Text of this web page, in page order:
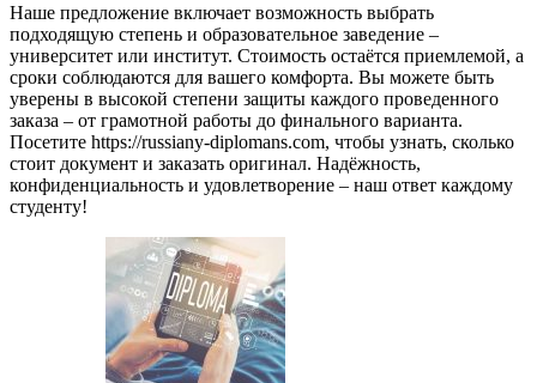
Наше предложение включает возможность выбрать
подходящую степень и образовательное заведение –
университет или институт. Стоимость остаётся приемлемой, а
сроки соблюдаются для вашего комфорта. Вы можете быть
уверены в высокой степени защиты каждого проведенного
заказа – от грамотной работы до финального варианта.
Посетите https://russiany-diplomans.com, чтобы узнать, сколько
стоит документ и заказать оригинал. Надёжность,
конфиденциальность и удовлетворение – наш ответ каждому
студенту!